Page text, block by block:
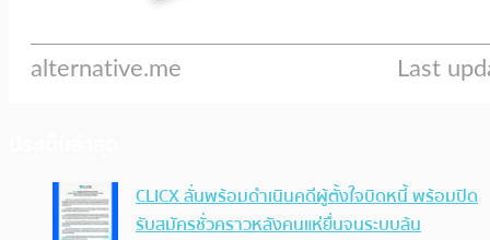
CLICX ลั่นพร้อมดำเนินคดีผู้ตั้งใจบิดหนี้ พร้อมปิด
รับสมัครชั่วคราวหลังคนแห่ยื่นจนระบบล้น